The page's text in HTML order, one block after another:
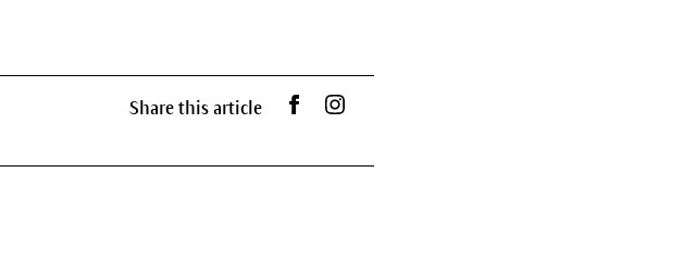
Share this article Partager sur Facebook
Dr. Hauschka sur Instagram